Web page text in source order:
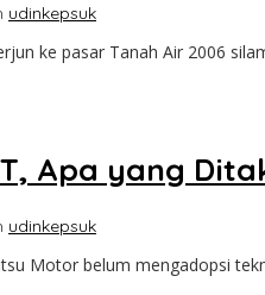
udinkepsuk
ke pasar Tanah Air 2006
Apa yang
udinkepsuk
Motor belum mengadopsi